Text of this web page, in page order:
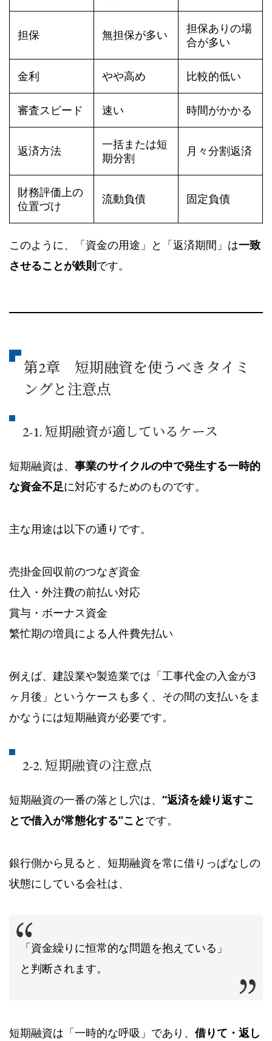
担保 無担保が多い
担保ありの場
合が多い
金利 やや高め 比較的低い
審査スピード 速い 時間がかかる
返済方法
一括または短
期分割
月々分割返済
財務評価上の
位置づけ
流動負債 固定負債
このように、「資金の用途」と「返済期間」は一致
させることが鉄則 です。
第2章 短期融資を使うべきタイミ
ングと注意点
2-1. 短期融資が適しているケース
短期融資は、 事業のサイクルの中で発生する一時的
な資金不足に対応するためのものです。
主な用途は以下の通りです。
売掛金回収前のつなぎ資金
仕入・外注費の前払い対応
賞与・ボーナス資金
繁忙期の増員による人件費先払い
例えば、建設業や製造業では「工事代金の入金が3
ヶ月後」というケースも多く、その間の支払いをま
かなうには短期融資が必要です。
2-2. 短期融資の注意点
短期融資の一番の落とし穴は、 “返済を繰り返すこ
とで借入が常態化する”ことです。
銀行側から見ると、短期融資を常に借りっぱなしの
状態にしている会社は、
「資金繰りに恒常的な問題を抱えている」
と判断されます。
短期融資は「一時的な呼吸」であり、 借りて・返し